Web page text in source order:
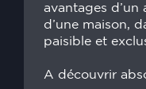
avantages
d’une maison,
paisible et
A découvrir